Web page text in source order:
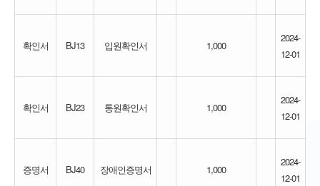
확인서 BJ13 입원확인서 1,000
2024-
12-01
확인서 BJ23 통원확인서 1,000
2024-
12-01
증명서 BJ40 장애인증명서 1,000
2024-
12-01